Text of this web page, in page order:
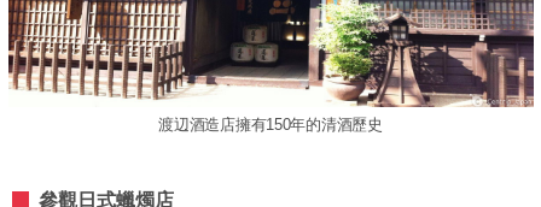
渡辺酒造店擁有150年的清酒歷史
參觀日式蠟燭店